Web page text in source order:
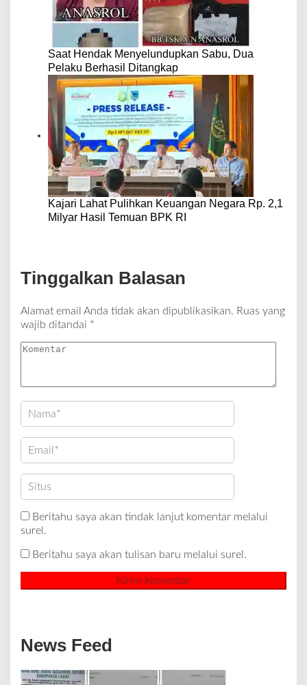
Saat Hendak Menyelundupkan Sabu, Dua
Pelaku Berhasil Ditangkap
Kajari Lahat Pulihkan Keuangan Negara Rp. 2,1
Milyar Hasil Temuan BPK RI
Tinggalkan Balasan
Alamat email Anda tidak akan dipublikasikan. Ruas yang
wajib ditandai *
Beritahu saya akan tindak lanjut komentar melalui
surel.
Beritahu saya akan tulisan baru melalui surel.
News Feed